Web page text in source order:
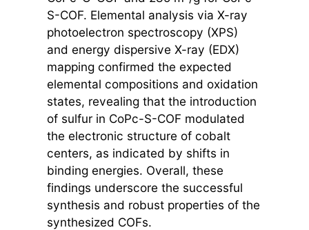
S-COF. Elemental analysis via X-ray
photoelectron spectroscopy (XPS)
and energy dispersive X-ray (EDX)
mapping confirmed the expected
elemental compositions and oxidation
states, revealing that the introduction
of sulfur in CoPc-S-COF modulated
the electronic structure of cobalt
centers, as indicated by shifts in
binding energies. Overall, these
findings underscore the successful
synthesis and robust properties of the
synthesized COFs.